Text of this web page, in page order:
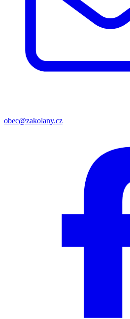
obec@zakolany.cz